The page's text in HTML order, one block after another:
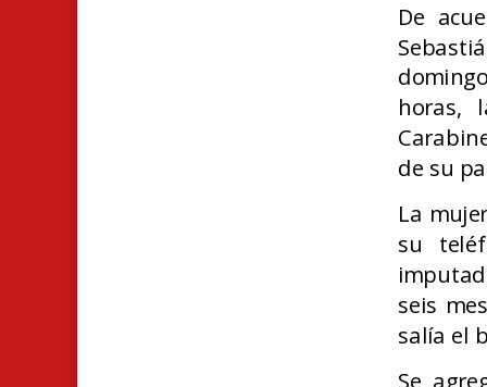
De
horas,
de su
La
su
seis
salía el